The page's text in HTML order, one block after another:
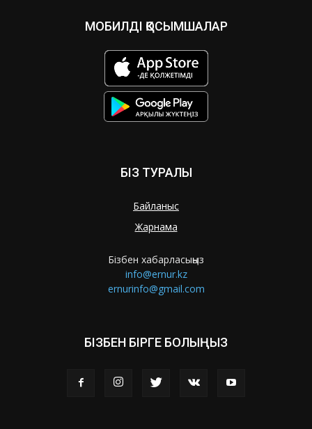
МОБИЛДІ ҚОСЫМШАЛАР
БІЗ ТУРАЛЫ
Байланыс
Жарнама
Бізбен хабарласыңыз
info@ernur.kz
ernurinfo@gmail.com
БІЗБЕН БІРГЕ БОЛЫҢЫЗ